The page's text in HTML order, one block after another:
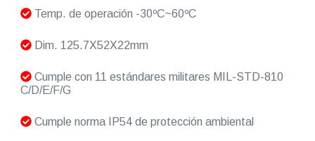
Temp. de operación -30ºC~60ºC
Dim. 125.7X52X22mm
Cumple con 11 estándares militares MIL-STD-810
C/D/E/F/G
Cumple norma IP54 de protección ambiental